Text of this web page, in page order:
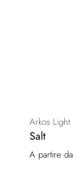
Arkos Light
Salt
A partire da